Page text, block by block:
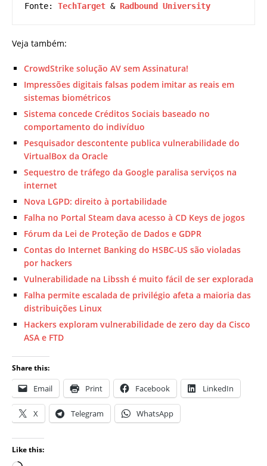
Fonte: TechTarget & Radbound University
Veja também:
CrowdStrike solução AV sem Assinatura!
Impressões digitais falsas podem imitar as reais em
sistemas biométricos
Sistema concede Créditos Sociais baseado no
comportamento do indivíduo
Pesquisador descontente publica vulnerabilidade do
VirtualBox da Oracle
Sequestro de tráfego da Google paralisa serviços na
internet
Nova LGPD: direito à portabilidade
Falha no Portal Steam dava acesso à CD Keys de jogos
Fórum da Lei de Proteção de Dados e GDPR
Contas do Internet Banking do HSBC-US são violadas
por hackers
Vulnerabilidade na Libssh é muito fácil de ser explorada
Falha permite escalada de privilégio afeta a maioria das
distribuições Linux
Hackers exploram vulnerabilidade de zero day da Cisco
ASA e FTD
Share this:
Email Print Facebook LinkedIn
X Telegram WhatsApp
Like this: